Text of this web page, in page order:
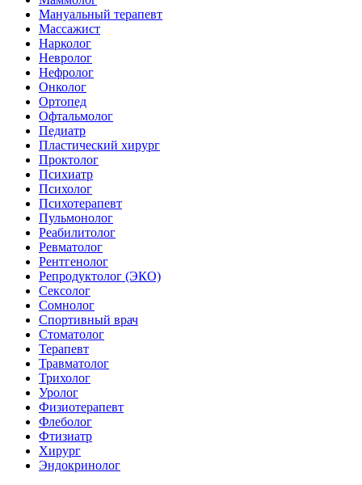
Мануальный терапевт
Массажист
Нарколог
Невролог
Нефролог
Онколог
Ортопед
Офтальмолог
Педиатр
Пластический хирург
Проктолог
Психиатр
Психолог
Психотерапевт
Пульмонолог
Реабилитолог
Ревматолог
Рентгенолог
Репродуктолог (ЭКО)
Сексолог
Сомнолог
Спортивный врач
Стоматолог
Терапевт
Травматолог
Трихолог
Уролог
Физиотерапевт
Флеболог
Фтизиатр
Хирург
Эндокринолог